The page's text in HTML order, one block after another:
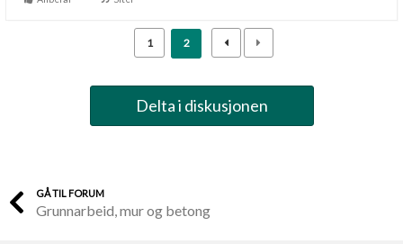
1 2
Delta i diskusjonen
GÅ TIL FORUM
Grunnarbeid, mur og betong